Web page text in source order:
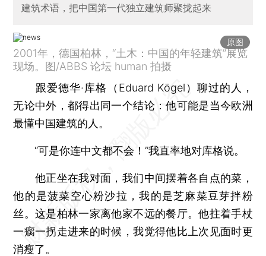
建筑术语，把中国第一代独立建筑师聚拢起来
原图
2001年，德国柏林，“土木：中国的年轻建筑”展览
现场。图/ABBS 论坛 human 拍摄
跟爱德华·库格（Eduard Kögel）聊过的人，
无论中外，都得出同一个结论：他可能是当今欧洲
最懂中国建筑的人。
“可是你连中文都不会！”我直率地对库格说。
他正坐在我对面，我们中间摆着各自点的菜，
他的是菠菜空心粉沙拉，我的是芝麻菜豆芽拌粉
丝。这是柏林一家离他家不远的餐厅。他拄着手杖
一瘸一拐走进来的时候，我觉得他比上次见面时更
消瘦了。